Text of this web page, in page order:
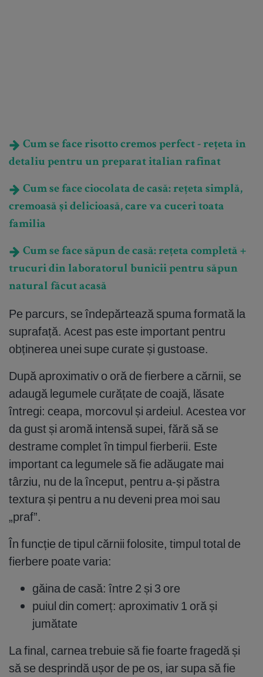
Cum se face risotto cremos perfect - rețeta în
detaliu pentru un preparat italian rafinat
Cum se face ciocolata de casă: rețeta simplă,
cremoasă și delicioasă, care va cuceri toata
familia
Cum se face săpun de casă: rețeta completă +
trucuri din laboratorul bunicii pentru săpun
natural făcut acasă
Pe parcurs, se îndepărtează spuma formată la
suprafață. Acest pas este important pentru
obținerea unei supe curate și gustoase.
După aproximativ o oră de fierbere a cărnii, se
adaugă legumele curățate de coajă, lăsate
întregi: ceapa, morcovul și ardeiul. Acestea vor
da gust și aromă intensă supei, fără să se
destrame complet în timpul fierberii. Este
important ca legumele să fie adăugate mai
târziu, nu de la început, pentru a-și păstra
textura și pentru a nu deveni prea moi sau
„praf”.
În funcție de tipul cărnii folosite, timpul total de
fierbere poate varia:
găina de casă: între 2 și 3 ore
puiul din comerț: aproximativ 1 oră și
jumătate
La final, carnea trebuie să fie foarte fragedă și
să se desprindă ușor de pe os, iar supa să fie